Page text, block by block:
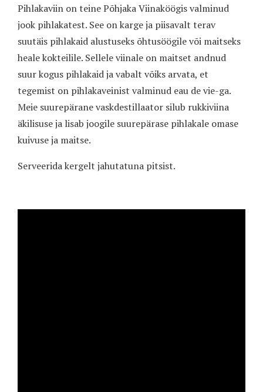
Pihlakaviin on teine Põhjaka Viinaköögis valminud
jook pihlakatest. See on karge ja piisavalt terav
suutäis pihlakaid alustuseks õhtusöögile või maitseks
heale kokteilile. Sellele viinale on maitset andnud
suur kogus pihlakaid ja vabalt võiks arvata, et
tegemist on pihlakaveinist valminud eau de vie-ga.
Meie suurepärane vaskdestillaator silub rukkiviina
äkilisuse ja lisab joogile suurepärase pihlakale omase
kuivuse ja maitse.
Serveerida kergelt jahutatuna pitsist.